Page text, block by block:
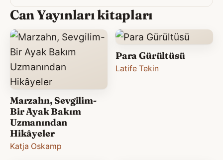
Can Yayınları kitapları
Marzahn, Sevgilim-
Bir Ayak Bakım
Uzmanından
Hikâyeler
Katja Oskamp
Para Gürültüsü
Latife Tekin